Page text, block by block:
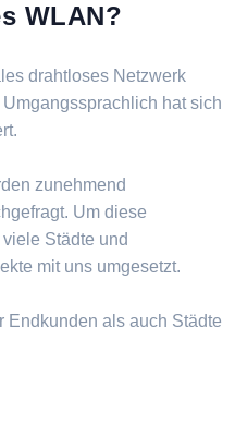
WLAN?
drahtloses Netzwerk
hat sich
zunehmend
Um diese
Städte und
mit uns umgesetzt.
Endkunden als auch Städte